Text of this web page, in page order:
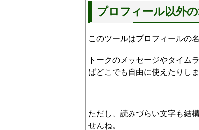
プロフィール以外
このツールはプロフィールの
トークのメッセージやタイム
ばどこでも自由に使えたりしま
ただし、読みづらい文字も結
せんね。